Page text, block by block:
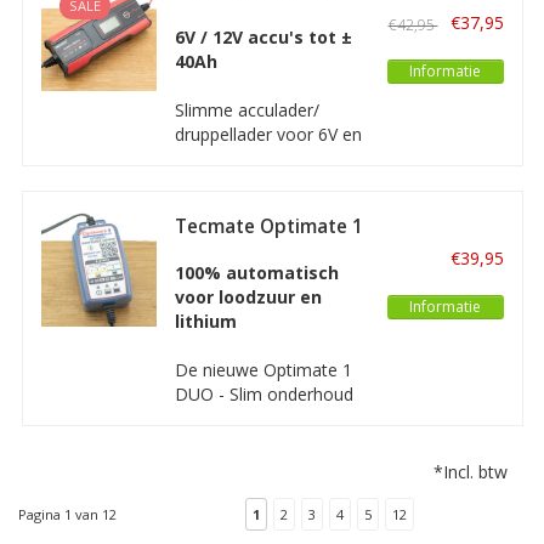
en onderhouden. Deze
lader is prima geschikt
scooters, elektrische
steps, scootmobiels en
SALE
6V / 12V accu's tot ±
40Ah
Slimme acculader/
druppellader voor 6V en
volledig automatisch
maximaal 1A.
€42,95 €37,95
Informatie
Tecmate Optimate 1
100% automatisch
voor loodzuur en
lithium
De nieuwe Optimate 1
DUO - Slim onderhoud
Lithium accu's, met 4-
€39,95
Informatie
*Incl. btw
Pagina 1 van 12 1 2 3 4 5
12